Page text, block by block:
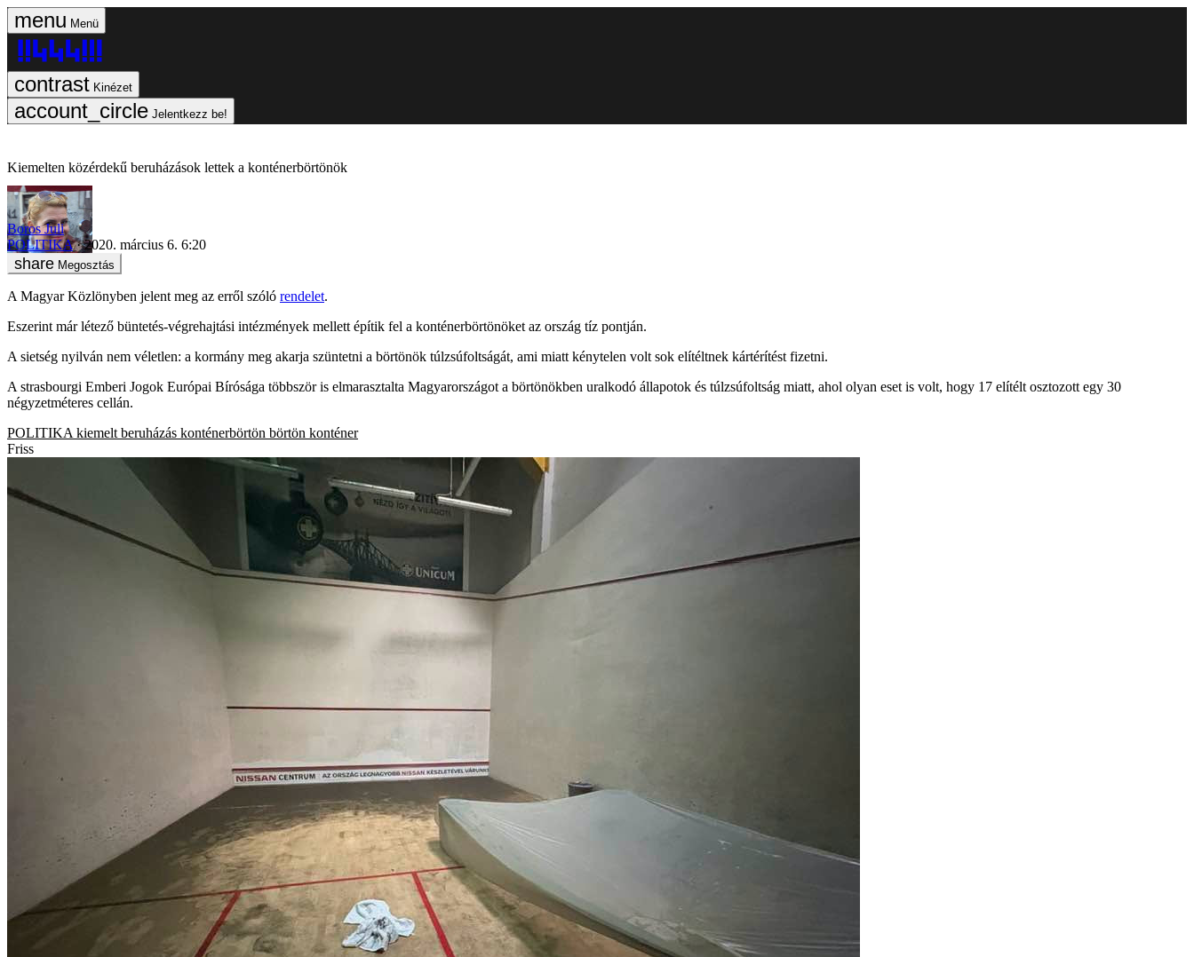
Menü
Kinézet
Jelentkezz be!
Kiemelten közérdekű beruházások lettek a konténerbörtönök
Boros Juli
POLITIKA
2020. március 6. 6:20
Megosztás
A Magyar Közlönyben jelent meg az erről szóló rendelet.
Eszerint már létező büntetés-végrehajtási intézmények mellett építik fel a konténerbörtönöket az ország tíz pontján.
A sietség nyilván nem véletlen: a kormány meg akarja szüntetni a börtönök túlzsúfoltságát, ami miatt kénytelen volt sok elítéltnek kártérítést fizetni.
A strasbourgi Emberi Jogok Európai Bírósága többször is elmarasztalta Magyarországot a börtönökben uralkodó állapotok és túlzsúfoltság miatt, ahol olyan eset is volt, hogy 17 elítélt osztozott egy 30
négyzetméteres cellán.
POLITIKA kiemelt beruházás konténerbörtön börtön konténer
Friss